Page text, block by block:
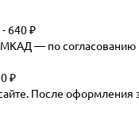
640 ₽
— по согласованию
₽
После